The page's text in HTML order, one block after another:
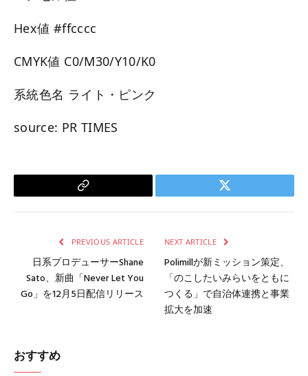
Hex値 #ffcccc
CMYK値 C0/M30/Y10/K0
系統色名 ライト・ピンク
source: PR TIMES
Copy
Twitter
PREVIOUS ARTICLE
日系プロデューサーShane
Sato、新曲「Never Let You
Go」を12月5日配信リリース
NEXT ARTICLE
Polimillが新ミッション策定、
「のこしたいみらいをともに
つくる」で自治体連携と事業
拡大を加速
おすすめ